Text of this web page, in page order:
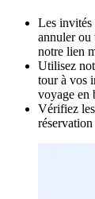
Les invités
annuler ou
notre lien
Utilisez
tour à vos
voyage en
Vérifiez